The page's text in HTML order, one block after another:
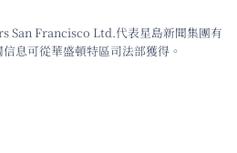
San Francisco Ltd.代表星島新聞集團有
息可從華盛頓特區司法部獲得。